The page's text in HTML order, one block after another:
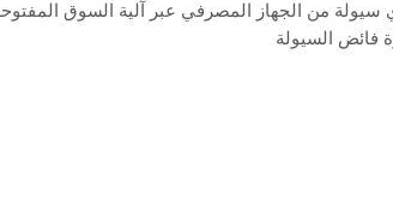
من الجهاز المصرفي عبر آلية السوق
فائض السيولة